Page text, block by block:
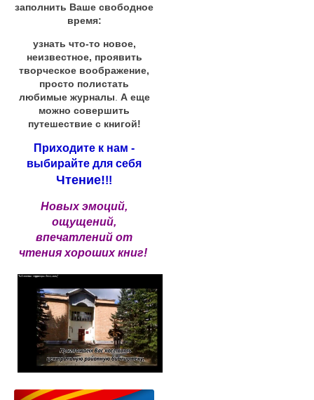
заполнить Ваше свободное
время:
узнать что-то новое,
неизвестное, проявить
творческое воображение,
просто полистать
любимые журналы А еще
можно совершить
путешествие с книгой!
Приходите к нам -
выбирайте для себя
Чтение!!!
Новых эмоций,
ощущений,
впечатлений от
чтения хороших книг!